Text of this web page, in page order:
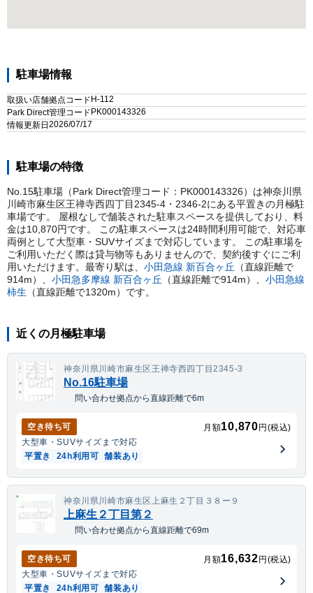
駐車場情報
取扱い店舗拠点コード H-112
Park Direct管理コード PK000143326
情報更新日 2026/07/17
駐車場の特徴
No.15駐車場（Park Direct管理コード：PK000143326）は神奈川県
川崎市麻生区王禅寺西四丁目2345-4・2346-2にある平置きの月極駐
車場です。 屋根なしで舗装された駐車スペースを提供しており、料
金は10,870円です。 この駐車スペースは24時間利用可能で、対応車
両例として大型車・SUVサイズまで対応しています。 この駐車場を
ご利用いただく際は貸与物等もありませんので、契約後すぐにご利
用いただけます。 最寄り駅は、 小田急線 新百合ヶ丘 （直線距離で
914m） 小田急多摩線 新百合ヶ丘 （直線距離で914m）
小田急線
柿生 （直線距離で1320m） です。
近くの月極駐車場
神奈川県川崎市麻生区王禅寺西四丁目2345-3
No.16駐車場
問い合わせ拠点から直線距離で6m
空き待ち可 月額10,870 円(税込)
大型車・SUVサイズまで対応
平置き
24h利用可 舗装あり
神奈川県川崎市麻生区上麻生２丁目３８ー９
上麻生２丁目第２
問い合わせ拠点から直線距離で69m
空き待ち可 月額16,632 円(税込)
大型車・SUVサイズまで対応
平置き
24h利用可 舗装あり